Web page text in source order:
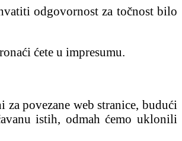
odgovornost za točnost bilo
ćete u impresumu.
povezane web stranice, budući
istih, odmah ćemo uklonili